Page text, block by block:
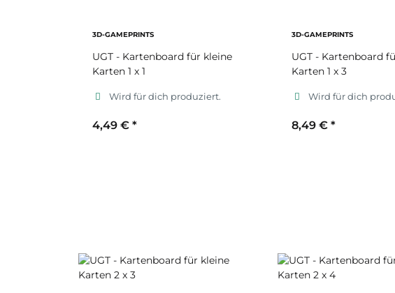
3D-GAMEPRINTS
UGT - Kartenboard für kleine
Karten 1 x 1
Wird für dich produziert.
4,49 € *
3D-GAMEPRINTS
UGT - Kartenboard
Karten 1 x 3
Wird für dich
8,49 € *